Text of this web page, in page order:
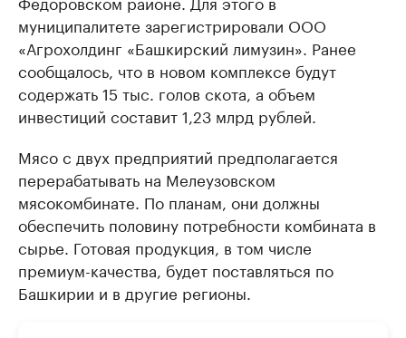
муниципалитете зарегистрировали ООО
«Агрохолдинг «Башкирский лимузин». Ранее
сообщалось, что в новом комплексе будут
содержать 15 тыс. голов скота, а объем
инвестиций составит 1,23 млрд рублей.
Мясо с двух предприятий предполагается
перерабатывать на Мелеузовском
мясокомбинате. По планам, они должны
обеспечить половину потребности комбината в
сырье. Готовая продукция, в том числе
премиум-качества, будет поставляться по
Башкирии и в другие регионы.